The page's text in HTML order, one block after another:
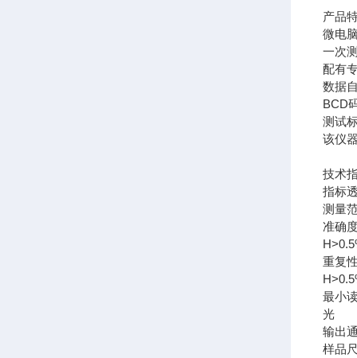
产品
微电
一次
配有
数据
BCD
测试
该仪
技术
指标
测量
准确
重复
最小
光
输出
样品